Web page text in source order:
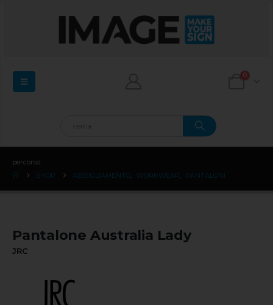
0
percorso:
SHOP
ABBIGLIAMENTO WORKWEAR PANTALONI
Pantalone Australia Lady
JRC